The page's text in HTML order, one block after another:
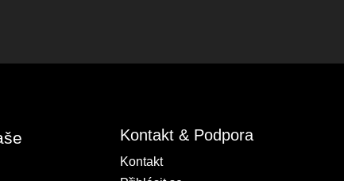
Kontakt & Podpora
Kontakt